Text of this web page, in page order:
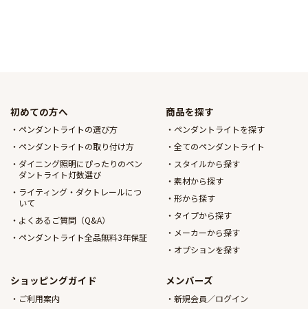
初めての方へ
ペンダントライトの選び方
ペンダントライトの取り付け方
ダイニング照明にぴったりのペン
ダントライト灯数選び
ライティング・ダクトレールにつ
いて
よくあるご質問（Q&A）
ペンダントライト全品無料3年保証
商品を探す
ペンダントライトを探す
全てのペンダントライト
スタイルから探す
素材から探す
形から探す
タイプから探す
メーカーから探す
オプションを探す
ショッピングガイド
ご利用案内
メンバーズ
新規会員／ログイン